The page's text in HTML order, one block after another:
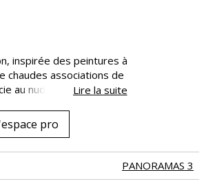
inspirée des peintures à
chaudes associations de
au nude et l’olive au
Lire la suite
pro
PANORAMAS 3